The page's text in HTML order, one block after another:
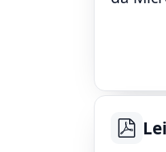
pdf